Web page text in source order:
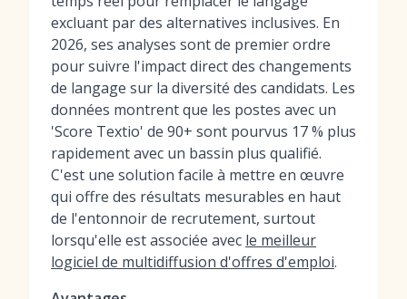
excluant par des alternatives inclusives. En
2026, ses analyses sont de premier ordre
pour suivre l'impact direct des changements
de langage sur la diversité des candidats. Les
données montrent que les postes avec un
'Score Textio' de 90+ sont pourvus 17 % plus
rapidement avec un bassin plus qualifié.
C'est une solution facile à mettre en œuvre
qui offre des résultats mesurables en haut
de l'entonnoir de recrutement, surtout
lorsqu'elle est associée avec le meilleur
logiciel de multidiffusion d'offres d'emploi.